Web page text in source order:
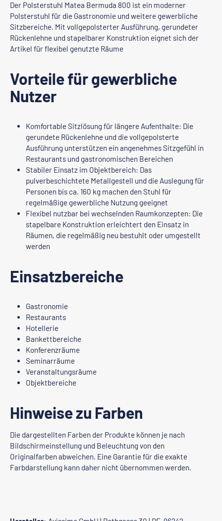
Der Polsterstuhl Matea Bermuda 800 ist ein moderner
Polsterstuhl für die Gastronomie und weitere gewerbliche
Sitzbereiche. Mit vollgepolsterter Ausführung, gerundeter
Rückenlehne und stapelbarer Konstruktion eignet sich der
Artikel für flexibel genutzte Räume
Vorteile für gewerbliche
Nutzer
Komfortable Sitzlösung für längere Aufenthalte: Die
gerundete Rückenlehne und die vollgepolsterte
Ausführung unterstützen ein angenehmes Sitzgefühl in
Restaurants und gastronomischen Bereichen
Stabiler Einsatz im Objektbereich: Das
pulverbeschichtete Metallgestell und die Auslegung für
Personen bis ca. 160 kg machen den Stuhl für
regelmäßige gewerbliche Nutzung geeignet
Flexibel nutzbar bei wechselnden Raumkonzepten: Die
stapelbare Konstruktion erleichtert den Einsatz in
Räumen, die regelmäßig neu bestuhlt oder umgestellt
werden
Einsatzbereiche
Gastronomie
Restaurants
Hotellerie
Bankettbereiche
Konferenzräume
Seminarräume
Veranstaltungsräume
Objektbereiche
Hinweise zu Farben
Die dargestellten Farben der Produkte können je nach
Bildschirmeinstellung und Beleuchtung von den
Originalfarben abweichen. Eine Garantie für die exakte
Farbdarstellung kann daher nicht übernommen werden.